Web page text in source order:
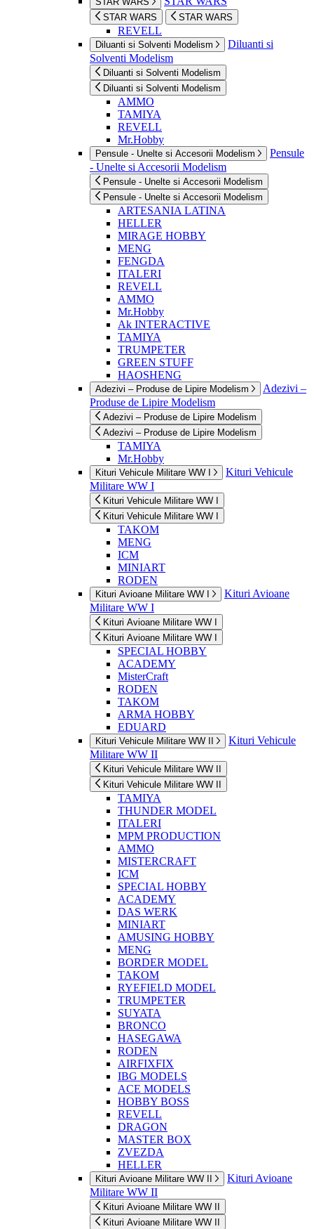
STAR WARS STAR WARS
REVELL
Diluanti si Solventi Modelism
Diluanti si
Solventi Modelism
Diluanti si Solventi Modelism
Diluanti si Solventi Modelism
AMMO
TAMIYA
REVELL
Mr.Hobby
Pensule - Unelte si Accesorii Modelism
Pensule
- Unelte si Accesorii Modelism
Pensule - Unelte si Accesorii Modelism
Pensule - Unelte si Accesorii Modelism
ARTESANIA LATINA
HELLER
MIRAGE HOBBY
MENG
FENGDA
ITALERI
REVELL
AMMO
Mr.Hobby
Ak INTERACTIVE
TAMIYA
TRUMPETER
GREEN STUFF
HAOSHENG
Adezivi – Produse de Lipire Modelism
Adezivi –
Produse de Lipire Modelism
Adezivi – Produse de Lipire Modelism
Adezivi – Produse de Lipire Modelism
TAMIYA
Mr.Hobby
Kituri Vehicule Militare WW I
Kituri Vehicule
Militare WW I
Kituri Vehicule Militare WW I
Kituri Vehicule Militare WW I
TAKOM
MENG
ICM
MINIART
RODEN
Kituri Avioane Militare WW I
Kituri Avioane
Militare WW I
Kituri Avioane Militare WW I
Kituri Avioane Militare WW I
SPECIAL HOBBY
ACADEMY
MisterCraft
RODEN
TAKOM
ARMA HOBBY
EDUARD
Kituri Vehicule Militare WW II
Kituri Vehicule
Militare WW II
Kituri Vehicule Militare WW II
Kituri Vehicule Militare WW II
TAMIYA
THUNDER MODEL
ITALERI
MPM PRODUCTION
AMMO
MISTERCRAFT
ICM
SPECIAL HOBBY
ACADEMY
DAS WERK
MINIART
AMUSING HOBBY
MENG
BORDER MODEL
TAKOM
RYEFIELD MODEL
TRUMPETER
SUYATA
BRONCO
HASEGAWA
RODEN
AIRFIXFIX
IBG MODELS
ACE MODELS
HOBBY BOSS
REVELL
DRAGON
MASTER BOX
ZVEZDA
HELLER
Kituri Avioane Militare WW II
Kituri Avioane
Militare WW II
Kituri Avioane Militare WW II
Kituri Avioane Militare WW II